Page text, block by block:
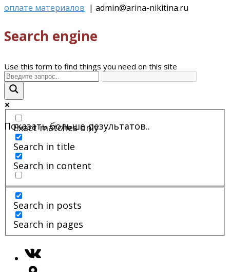
оплате материалов | admin@arina-nikitina.ru
Search engine
Use this form to find things you need on this site
Показать больше результатов..
Exact matches only
Search in title
Search in content
Search in posts
Search in pages